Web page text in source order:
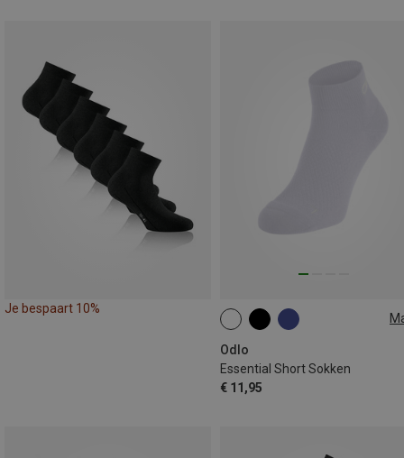
Je bespaart 10%
Odlo
Essential Short Sokken
€ 11,95
39|40|41